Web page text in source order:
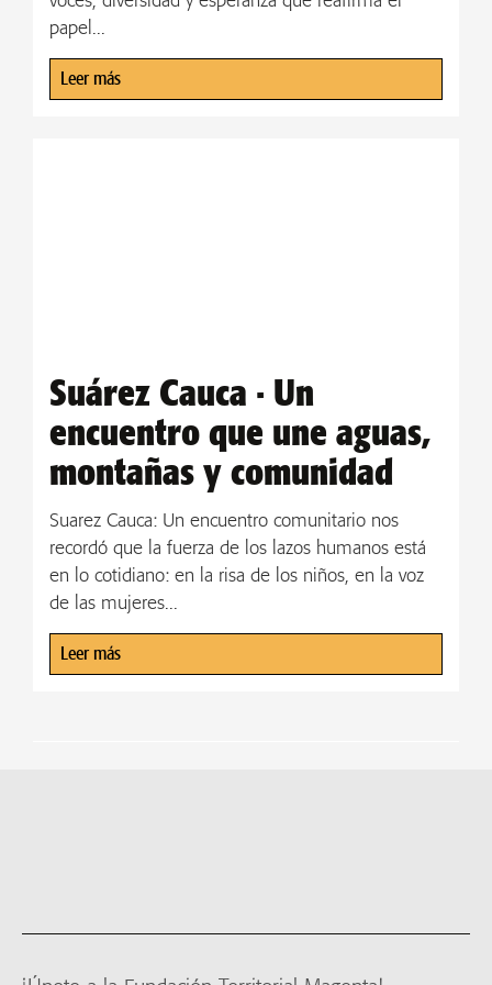
papel...
Leer más
Suárez Cauca · Un
encuentro que une aguas,
montañas y comunidad
Suarez Cauca: Un encuentro comunitario nos
recordó que la fuerza de los lazos humanos está
en lo cotidiano: en la risa de los niños, en la voz
de las mujeres...
Leer más